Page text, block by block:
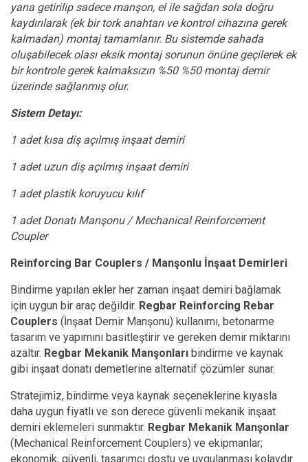
yana getirilip sadece manşon, el ile sağdan sola doğru
kaydırılarak (ek bir tork anahtarı ve kontrol cihazına gerek
kalmadan) montaj tamamlanır. Bu sistemde sahada
oluşabilecek olası eksik montaj sorunun önüne geçilerek ek
bir kontrole gerek kalmaksızın %50 %50 montaj demir
üzerinde sağlanmış olur.
Sistem Detayı:
1 adet kısa diş açılmış inşaat demiri
1 adet uzun diş açılmış inşaat demiri
1 adet plastik koruyucu kılıf
1 adet Donatı Manşonu / Mechanical Reinforcement
Coupler
Reinforcing Bar Couplers / Manşonlu İnşaat Demirleri
Bindirme yapılan ekler her zaman inşaat demiri bağlamak
için uygun bir araç değildir. Regbar Reinforcing Rebar
Couplers (İnşaat Demir Manşonu) kullanımı, betonarme
tasarım ve yapımını basitleştirir ve gereken demir miktarını
azaltır. Regbar Mekanik Manşonları bindirme ve kaynak
gibi inşaat donatı demetlerine alternatif çözümler sunar.
Stratejimiz, bindirme veya kaynak seçeneklerine kıyasla
daha uygun fiyatlı ve son derece güvenli mekanik inşaat
demiri eklemeleri sunmaktır. Regbar Mekanik Manşonlar
(Mechanical Reinforcement Couplers) ve ekipmanlar;
ekonomik, güvenli, tasarımcı dostu ve uygulanması kolaydır.